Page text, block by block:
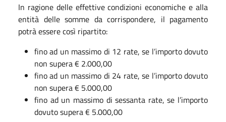
In ragione delle effettive condizioni economiche e alla
entità delle somme da corrispondere, il pagamento
potrà essere così ripartito:
fino ad un massimo di 12 rate, se l’importo dovuto
non supera € 2.000,00
fino ad un massimo di 24 rate, se l’importo dovuto
non supera € 5.000,00
fino ad un massimo di sessanta rate, se l’importo
dovuto supera € 5.000,00